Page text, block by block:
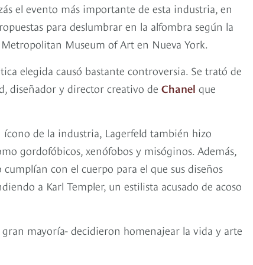
el evento más importante de esta industria, en
para deslumbrar en la alfombra según la
Museum of Art en Nueva York.
elegida causó bastante controversia. Se trató de
diseñador y director creativo de Chanel que
de la industria, Lagerfeld también hizo
gordofóbicos, xenófobos y misóginos. Además,
con el cuerpo para el que sus diseños
a Karl Templer, un estilista acusado de acoso
mayoría- decidieron homenajear la vida y arte